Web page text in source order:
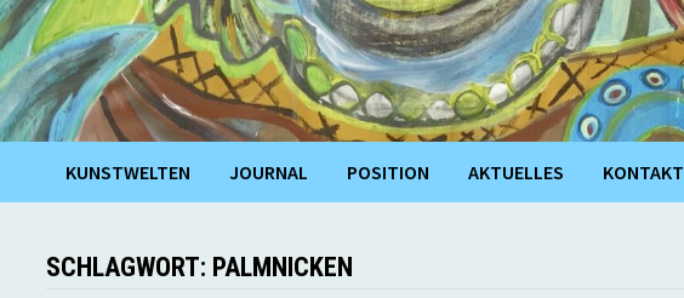
KUNSTWELTEN JOURNAL POSITION AKTUELLES KONTAKT
SCHLAGWORT: PALMNICKEN